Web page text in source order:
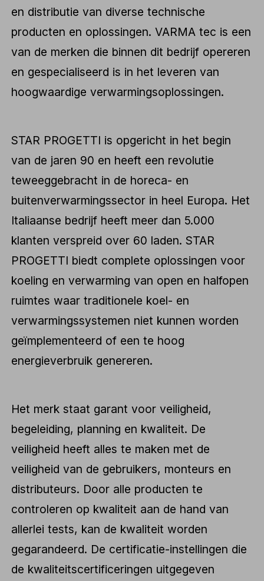
en distributie van diverse technische
producten en oplossingen. VARMA tec is een
van de merken die binnen dit bedrijf opereren
en gespecialiseerd is in het leveren van
hoogwaardige verwarmingsoplossingen.
STAR PROGETTI is opgericht in het begin
van de jaren 90 en heeft een revolutie
teweeggebracht in de horeca- en
buitenverwarmingssector in heel Europa. Het
Italiaanse bedrijf heeft meer dan 5.000
klanten verspreid over 60 laden. STAR
PROGETTI biedt complete oplossingen voor
koeling en verwarming van open en halfopen
ruimtes waar traditionele koel- en
verwarmingssystemen niet kunnen worden
geïmplementeerd of een te hoog
energieverbruik genereren.
Het merk staat garant voor veiligheid,
begeleiding, planning en kwaliteit. De
veiligheid heeft alles te maken met de
veiligheid van de gebruikers, monteurs en
distributeurs. Door alle producten te
controleren op kwaliteit aan de hand van
allerlei tests, kan de kwaliteit worden
gegarandeerd. De certificatie-instellingen die
de kwaliteitscertificeringen uitgegeven